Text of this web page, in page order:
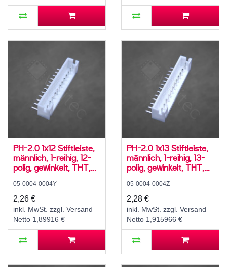
PH-2.0 1x12 Stiftleiste,
männlich, 1-reihig, 12-
polig, gewinkelt, THT,
05-0004-0004Y
2,26 €
inkl. MwSt. zzgl. Versand
Netto 1,89916 €
PH-2.0 1x13 Stiftleiste,
männlich, 1-reihig, 13-
polig, gewinkelt, THT,
05-0004-0004Z
2,28 €
inkl. MwSt. zzgl. Versand
Netto 1,915966 €